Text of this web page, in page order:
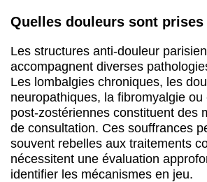
Quelles douleurs sont prises
Les structures anti-douleur
accompagnent diverses
Les lombalgies chroniques, les
neuropathiques, la fibromyalgie
post-zostériennes constituent des
de consultation. Ces souffrances
souvent rebelles aux traitements
nécessitent une évaluation
identifier les mécanismes en jeu.